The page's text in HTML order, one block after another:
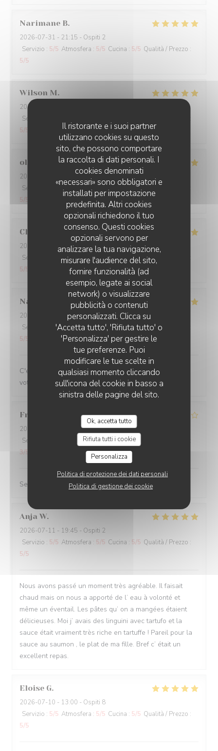
Il ristorante e i suoi partner
utilizzano cookies su questo
sito, che possono comportare
la raccolta di dati personali. I
cookies denominati
«necessari» sono obbligatori e
installati per impostazione
predefinita. Altri cookies
opzionali richiedono il tuo
consenso. Questi cookies
opzionali servono per
analizzare la tua navigazione,
misurare l'audience del sito,
fornire funzionalità (ad
esempio, legate ai social
network) o visualizzare
pubblicità o contenuti
personalizzati. Clicca su
'Accetta tutto', 'Rifiuta tutto' o
'Personalizza' per gestire le
tue preferenze. Puoi
modificare le tue scelte in
qualsiasi momento cliccando
sull'icona del cookie in basso a
sinistra delle pagine del sito.
Ok, accetta tutto
Rifiuta tutti i cookie
Personalizza
Politica di protezione dei dati personali
Politica di gestione dei cookie
Narimane B
2026-07-31 - 21:15 - Ospiti 2
Servizio : 5/5 Atmosfera : 5/5 Cucina : 5/5 Qualità / Prezzo :
5/5
Wilson M
2026-07-29
Servizio
5/5
olivia
2026-07-25
- 20:30 - Ospiti 2
Servizio
Atmosfera : Cucina /5
Christiane A
2026-07-25
- 12:00 - Ospiti 4
Servizio
Atmosfera : 5/5 Cucina 5/5 Qualità / Prezzo
Nathalie
2026-07-16
- 12:00 - Ospiti 3
Servizio
/5 Atmosfera: 5/5 Cucina:5 /5 Qualità / Prezzo
5/5
C'est toujours un plaisir de venir dans votre restaurant
votre accueil mais bien sûr vos plats.
Franco
2026-07-11
- 21:00 - Ospiti 4
Servizio
Atmosfera:3/5 Cucina:3/5
3/5
Serveur top!
Anja W
2026-07-11 - 19:45 - Ospiti 2
Servizio : 5/5 Atmosfera : 5/5 Cucina : 5/5 Qualità / Prezzo :
5/5
Nous avons passé un moment très agréable. Il faisait
chaud mais on nous a apporté de l’ eau à volonté et
même un éventail. Les pâtes qu’ on a mangées étaient
délicieuses. Moi j’ avais des linguini avec tartufo et la
sauce était vraiment très riche en tartuffe ! Pareil pour la
sauce au saumon , le plat de ma fille. Bref c’ était un
excellent repas.
Eloise G
2026-07-10 - 13:00 - Ospiti 8
Servizio : 5/5 Atmosfera : 5/5 Cucina : 5/5 Qualità / Prezzo :
5/5